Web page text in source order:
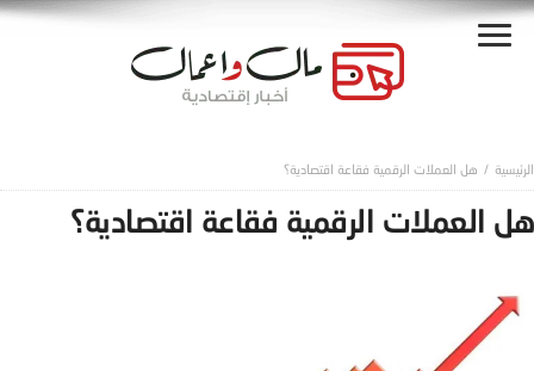
هل العملات الرقمية فقاعة اقتصادية؟
هل العملات الرقمية فقاعة اقتصادية؟